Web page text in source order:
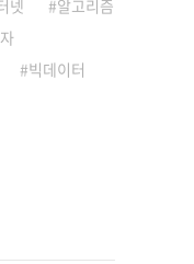
넷
알고리즘
빅데이터